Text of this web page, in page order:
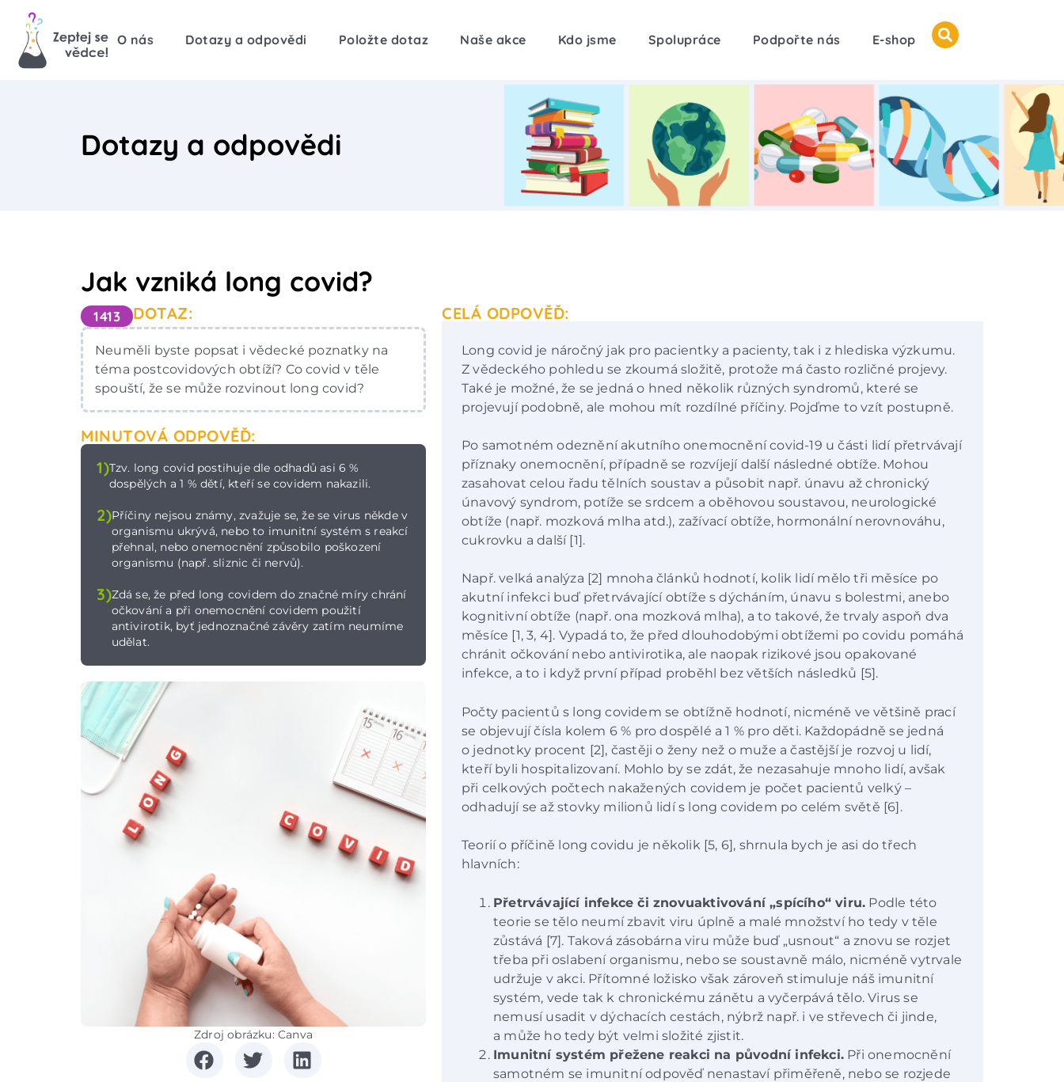
O nás Dotazy a odpovědi Položte dotaz Naše akce Kdo jsme Spolupráce Podpořte nás E-shop
Dotazy a odpovědi
Jak vzniká long covid?
1413 DOTAZ:
Neuměli byste popsat i vědecké poznatky na
téma postcovidových obtíží? Co covid v těle
spouští, že se může rozvinout long covid?
MINUTOVÁ ODPOVĚĎ:
1)Tzv. long covid postihuje dle odhadů asi 6 %
dospělých a 1 % dětí, kteří se covidem nakazili.
2)Příčiny nejsou známy, zvažuje se, že se virus někde v
organismu ukrývá, nebo to imunitní systém s reakcí
přehnal, nebo onemocnění způsobilo poškození
organismu (např. sliznic či nervů).
3)Zdá se, že před long covidem do značné míry chrání
očkování a při onemocnění covidem použití
antivirotik, byť jednoznačné závěry zatím neumíme
udělat.
Zdroj obrázku: Canva
CELÁ ODPOVĚĎ:
Long covid je náročný jak pro pacientky a pacienty, tak i z hlediska výzkumu.
Z vědeckého pohledu se zkoumá složitě, protože má často rozličné projevy.
Také je možné, že se jedná o hned několik různých syndromů, které se
projevují podobně, ale mohou mít rozdílné příčiny. Pojďme to vzít postupně.
Po samotném odeznění akutního onemocnění covid-19 u části lidí přetrvávají
příznaky onemocnění, případně se rozvíjejí další následné obtíže. Mohou
zasahovat celou řadu tělních soustav a působit např. únavu až chronický
únavový syndrom, potíže se srdcem a oběhovou soustavou, neurologické
obtíže (např. mozková mlha atd.), zažívací obtíže, hormonální nerovnováhu,
cukrovku a další [1].
Např. velká analýza [2] mnoha článků hodnotí, kolik lidí mělo tři měsíce po
akutní infekci buď přetrvávající obtíže s dýcháním, únavu s bolestmi, anebo
kognitivní obtíže (např. ona mozková mlha), a to takové, že trvaly aspoň dva
měsíce [1, 3, 4]. Vypadá to, že před dlouhodobými obtížemi po covidu pomáhá
chránit očkování nebo antivirotika, ale naopak rizikové jsou opakované
infekce, a to i když první případ proběhl bez větších následků [5].
Počty pacientů s long covidem se obtížně hodnotí, nicméně ve většině prací
se objevují čísla kolem 6 % pro dospělé a 1 % pro děti. Každopádně se jedná
o jednotky procent [2], častěji o ženy než o muže a častější je rozvoj u lidí,
kteří byli hospitalizovaní. Mohlo by se zdát, že nezasahuje mnoho lidí, avšak
při celkových počtech nakažených covidem je počet pacientů velký –
odhadují se až stovky milionů lidí s long covidem po celém světě [6].
Teorií o příčině long covidu je několik [5, 6], shrnula bych je asi do třech
hlavních:
Přetrvávající infekce či znovuaktivování „spícího“ viru. Podle této
teorie se tělo neumí zbavit viru úplně a malé množství ho tedy v těle
zůstává [7]. Taková zásobárna viru může buď „usnout“ a znovu se rozjet
třeba při oslabení organismu, nebo se soustavně málo, nicméně vytrvale
udržuje v akci. Přítomné ložisko však zároveň stimuluje náš imunitní
systém, vede tak k chronickému zánětu a vyčerpává tělo. Virus se
nemusí usadit v dýchacích cestách, nýbrž např. i ve střevech či jinde,
a může ho tedy být velmi složité zjistit.
Imunitní systém přežene reakci na původní infekci. Při onemocnění
samotném se imunitní odpověď nenastaví přiměřeně, nebo se rozjede